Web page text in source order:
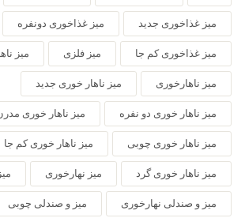
میز غذاخوری جدید میز غذاخوری دونفره
میز غذاخوری کم جا میز فلزی میز
میز ناهارخوری میز ناهار خوری جدید
میز ناهار خوری دو نفره میز ناهار خوری
میز ناهار خوری چوبی میز ناهار خوری کم جا
میز ناهار خوری گرد میز نهارخوری
میز و صندلی نهارخوری میز و صندلی چوبی